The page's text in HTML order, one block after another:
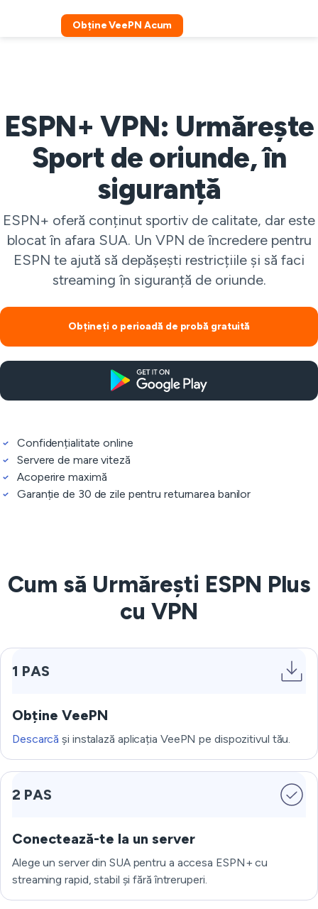
Obține VeePN Acum
ESPN+ VPN: Urmărește
Sport de oriunde, în
siguranță
ESPN+ oferă conținut sportiv de calitate, dar este
blocat în afara SUA. Un VPN de încredere pentru
ESPN te ajută să depășești restricțiile și să faci
streaming în siguranță de oriunde.
Obțineți o perioadă de probă gratuită
Confidențialitate online
Servere de mare viteză
Acoperire maximă
Garanție de 30 de zile pentru returnarea banilor
Cum să Urmărești ESPN Plus
cu VPN
1 PAS
Obține VeePN
Descarcă și instalază aplicația VeePN pe dispozitivul tău.
2 PAS
Conectează-te la un server
Alege un server din SUA pentru a accesa ESPN+ cu
streaming rapid, stabil și fără întreruperi.